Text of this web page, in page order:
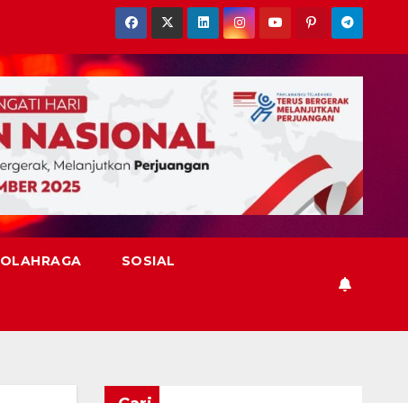
OLAHRAGA SOSIAL